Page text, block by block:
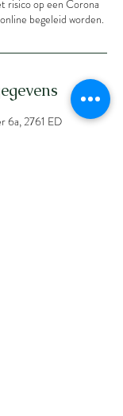
risico op een Corona
begeleid worden.
6a, 2761 ED